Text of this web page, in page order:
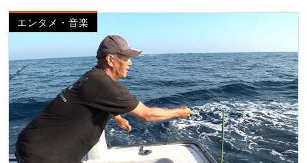
エンタメ・音楽